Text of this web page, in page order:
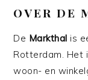
OVER DE
De Markthal is
Rotterdam. Het
woon- en